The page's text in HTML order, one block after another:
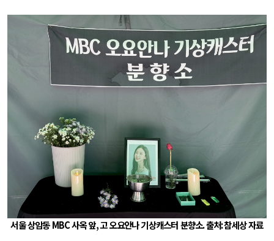
서울 상암동MBC사옥 앞,고 오요안나 기상캐스터 분향소.출처:참세상 자료